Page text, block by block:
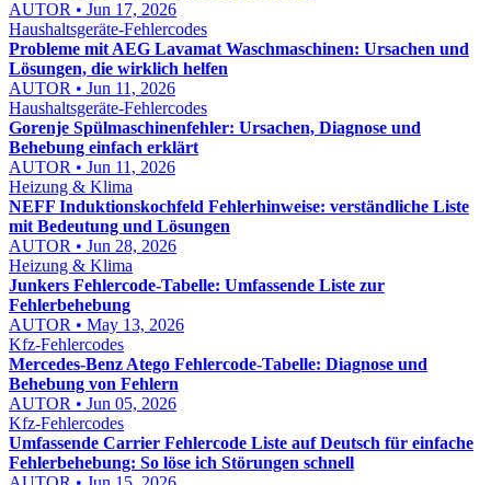
AUTOR • Jun 17, 2026
Haushaltsgeräte-Fehlercodes
Probleme mit AEG Lavamat Waschmaschinen: Ursachen und
Lösungen, die wirklich helfen
AUTOR • Jun 11, 2026
Haushaltsgeräte-Fehlercodes
Gorenje Spülmaschinenfehler: Ursachen, Diagnose und
Behebung einfach erklärt
AUTOR • Jun 11, 2026
Heizung & Klima
NEFF Induktionskochfeld Fehlerhinweise: verständliche Liste
mit Bedeutung und Lösungen
AUTOR • Jun 28, 2026
Heizung & Klima
Junkers Fehlercode-Tabelle: Umfassende Liste zur
Fehlerbehebung
AUTOR • May 13, 2026
Kfz-Fehlercodes
Mercedes-Benz Atego Fehlercode-Tabelle: Diagnose und
Behebung von Fehlern
AUTOR • Jun 05, 2026
Kfz-Fehlercodes
Umfassende Carrier Fehlercode Liste auf Deutsch für einfache
Fehlerbehebung: So löse ich Störungen schnell